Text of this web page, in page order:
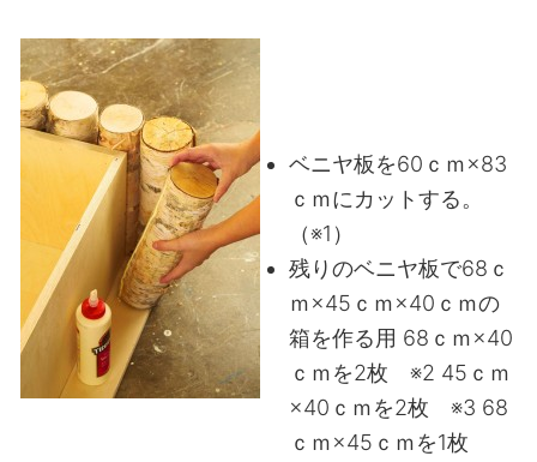
ベニヤ板を60ｃｍ×83
ｃｍにカットする。
（※1）
残りのベニヤ板で68ｃ
ｍ×45ｃｍ×40ｃｍの
箱を作る用 68ｃｍ×40
ｃｍを2枚 ※2 45ｃｍ
×40ｃｍを2枚 ※3 68
ｃｍ×45ｃｍを1枚